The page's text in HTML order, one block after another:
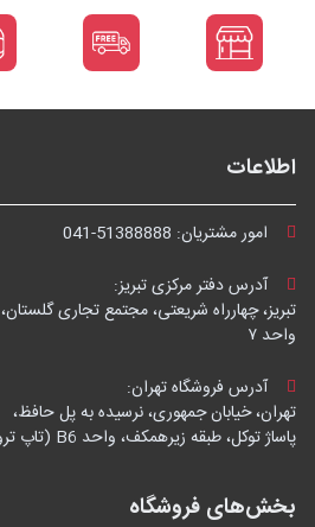
اطلاعات
امور مشتریان: 041-51388888
آدرس دفتر مرکزی تبریز:
تبریز، چهارراه شریعتی، مجتمع تجاری گلستان،
واحد ۷
آدرس فروشگاه تهران:
تهران، خیابان جمهوری، نرسیده به پل حافظ،
پاساژ توکل، طبقه زیرهمکف، واحد B6 (تاپ ترونیک)
بخش‌های فروشگاه